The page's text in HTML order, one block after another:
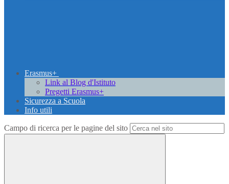
Erasmus+
Link al Blog d'Istituto
Pregetti Erasmus+
Sicurezza a Scuola
Info utili
Campo di ricerca per le pagine del sito